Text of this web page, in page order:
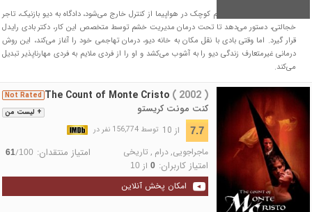
پس از اینکه یک سوءتفاهم کوچک در هواپیما از کنترل خارج می‌شود، دادگاه به دیو بازنیک، تاجر
خجالتی، دستور می‌دهد تا تحت درمان مدیریت خشم توسط متخصص این کار، دکتر بادی رایدل
قرار گیرد. اما وقتی بادی با نقل مکان به خانه دیو، درمان تهاجمی خود را آغاز می‌کند، این روش
درمانی غیرمتعارف زندگی دیو را به آشوب می‌کشد و او را از فردی ملایم به فردی مهارناپذیر تبدیل
می‌کند.
+ لیست من
Not Rated The Count of Monte Cristo ( 2002 )
کنت مونت کریستو
7.7 از 10 توسط 156,774 نفر در
ماجراجویی, درام , تاریخی امتیاز منتقدان: 61/100
امتیاز کاربران: 0از 10
امکان پخش آنلاین